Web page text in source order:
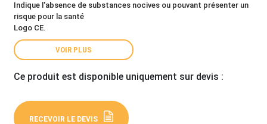
Indique l'absence de substances nocives ou pouvant présenter un
risque pour la santé
Logo CE.
VOIR PLUS
Ce produit est disponible uniquement sur devis :
RECEVOIR LE DEVIS